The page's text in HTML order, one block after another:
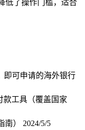
低了操作门槛，适合
即可申请的海外银行
款工具（覆盖国家
南） 2024/5/5